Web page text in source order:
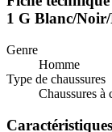
1 G Blanc/
Genre
Homme
Type de chaussures
Chaussures à